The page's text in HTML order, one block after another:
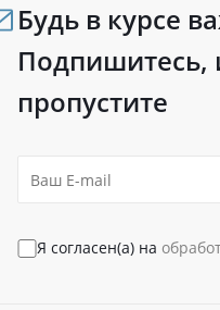
Будь в курсе
Подпишитесь,
пропустите
Я согласен(а) на